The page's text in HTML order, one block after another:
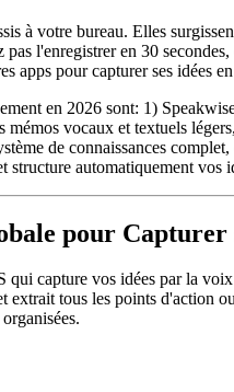
à votre bureau. Elles
l'enregistrer en 30
pour capturer ses idées
en 2026 sont: 1)
vocaux et textuels
de connaissances
automatiquement vos
pour Capturer
capture vos idées par la
extrait tous les points d'action